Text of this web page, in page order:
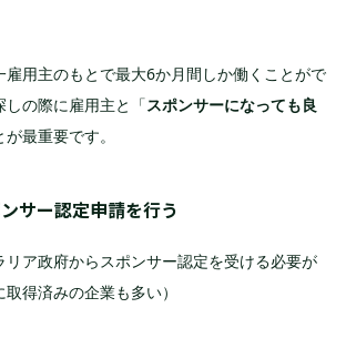
雇用主のもとで最大6か月間しか働くことがで
しの際に雇用主と「スポンサーになっても良
最重要です。
サー認定申請を行う
リア政府からスポンサー認定を受ける必要が
得済みの企業も多い）